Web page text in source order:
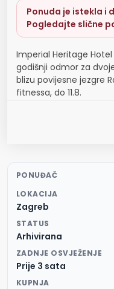
Ponuda je istekla i
Pogledajte slične
Imperial Heritage
godišnji odmor za
blizu povijesne jezgre
fitnessa, do 11.8.
PONUĐAČ
LOKACIJA
Zagreb
STATUS
Arhivirana
ZADNJE OSVJEŽENJE
Prije 3 sata
KUPNJA